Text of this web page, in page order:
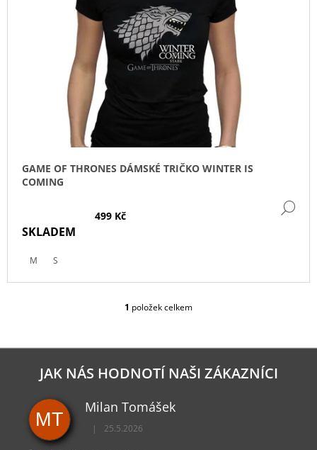
GAME OF THRONES DÁMSKÉ TRIČKO WINTER IS
COMING
499 Kč
SKLADEM
M S
O
Á
D
A
Í
1 položek celkem
JAK NÁS HODNOTÍ NAŠI ZÁKAZNÍCI
MT
Milan Tomášek
Hodnocení obchodu je 5 z 5 hvězdiček.
| 25.5.2026